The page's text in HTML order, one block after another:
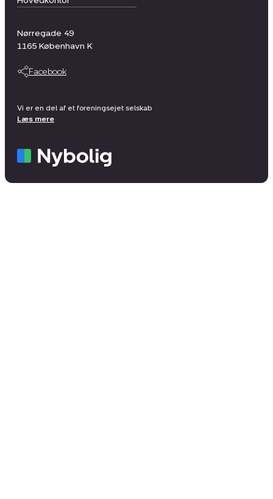
Nørregade 49
1165 København K
Facebook
Vi er en del af et foreningsejet selskab
Læs mere